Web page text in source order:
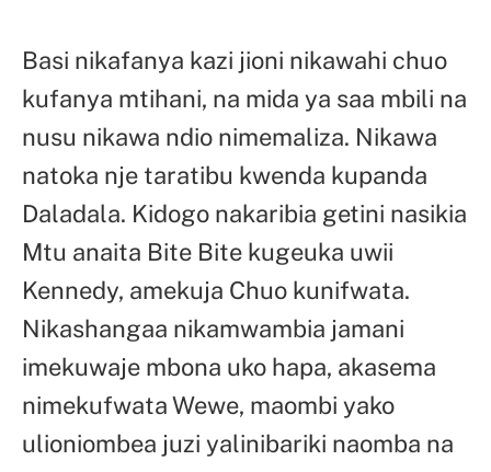
Basi nikafanya kazi jioni nikawahi chuo
kufanya mtihani, na mida ya saa mbili na
nusu nikawa ndio nimemaliza. Nikawa
natoka nje taratibu kwenda kupanda
Daladala. Kidogo nakaribia getini nasikia
Mtu anaita Bite Bite kugeuka uwii
Kennedy, amekuja Chuo kunifwata.
Nikashangaa nikamwambia jamani
imekuwaje mbona uko hapa, akasema
nimekufwata Wewe, maombi yako
ulioniombea juzi yalinibariki naomba na